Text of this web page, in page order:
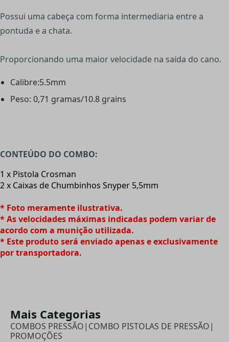
Possui uma cabeça com forma intermediaria entre a
pontuda e a chata.
Proporcionando uma maior velocidade na saída do cano.
Calibre:5.5mm
Peso: 0,71 gramas/10.8 grains
CONTEÚDO DO COMBO:
1 x Pistola Crosman
2 x Caixas de Chumbinhos Snyper 5,5mm
* Foto meramente ilustrativa.
* As velocidades máximas indicadas podem variar de
acordo com a munição utilizada.
* Este produto será enviado apenas e exclusivamente
por transportadora.
Mais Categorias
COMBOS PRESSÃO| COMBO PISTOLAS DE PRESSÃO|
PROMOÇÕES